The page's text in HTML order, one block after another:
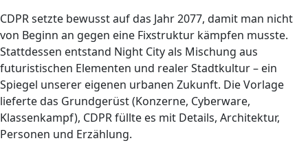
CDPR setzte bewusst auf das Jahr 2077, damit man nicht
von Beginn an gegen eine Fixstruktur kämpfen musste.
Stattdessen entstand Night City als Mischung aus
futuristischen Elementen und realer Stadtkultur – ein
Spiegel unserer eigenen urbanen Zukunft. Die Vorlage
lieferte das Grundgerüst (Konzerne, Cyberware,
Klassenkampf), CDPR füllte es mit Details, Architektur,
Personen und Erzählung.